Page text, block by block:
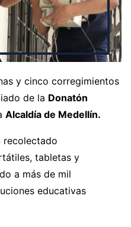
y cinco corregimientos
de la Donatón
Alcaldía de Medellín.
recolectado
tabletas y
a más de mil
educativas